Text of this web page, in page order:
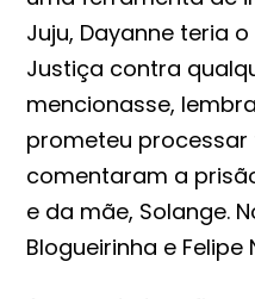
Juju, Dayanne teria
Justiça contra
mencionasse,
prometeu
comentaram a
e da mãe, Solange.
Blogueirinha e